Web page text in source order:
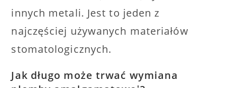
innych metali. Jest to jeden z
najczęściej używanych materiałów
stomatologicznych.
Jak długo może trwać wymiana